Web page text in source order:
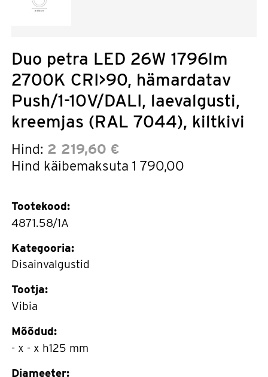
Duo petra LED 26W 1796lm
2700K CRI>90, hämardatav
Push/1-10V/DALI, laevalgusti,
kreemjas (RAL 7044), kiltkivi
Hind: 2 219,60 €
Hind käibemaksuta 1 790,00
Tootekood:
4871.58/1A
Kategooria:
Disainvalgustid
Tootja:
Vibia
Mõõdud:
- x - x h125 mm
Diameeter: